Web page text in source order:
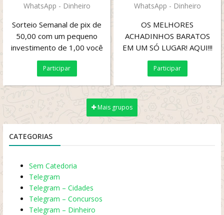
WhatsApp - Dinheiro
Sorteio Semanal de pix de
50,00 com um pequeno
investimento de 1,00 você
pode ganhar 50x mais. E
ainda concorre a...
Participar
WhatsApp - Dinheiro
OS MELHORES
ACHADINHOS BARATOS
EM UM SÓ LUGAR! AQUI!!!
Participar
Mais grupos
CATEGORIAS
Sem Catedoria
Telegram
Telegram – Cidades
Telegram – Concursos
Telegram – Dinheiro